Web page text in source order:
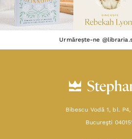
Urmărește-ne
Bibescu Vodă 1, bl.
Bucureşti